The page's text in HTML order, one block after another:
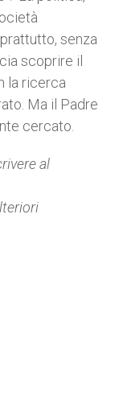
senza
scoprire il
la ricerca
Ma il Padre
cercato.
al